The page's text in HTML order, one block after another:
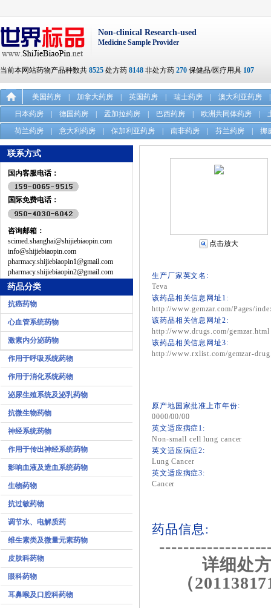
Non-clinical Research-used
Medicine Sample Provider
当前本网站药物产品种数共 8525 处方药 8148 非处方药 270 保健品/医疗用具 107
美国药房 加拿大药房 英国药房 瑞士药房 澳大利亚药房
日本药房
德国药房 孟加拉药房 巴西药房 欧洲共同体药房
荷兰药房
意大利药房 保加利亚药房 南非药房 芬兰药房 挪
联系方式
国内客服电话：
国际免费电话：
咨询邮箱：
scimed.shanghai@shijiebiaopin.com
info@shijiebiaopin.com
pharmacy.shijiebiaopin1@gmail.com
pharmacy.shijiebiaopin2@gmail.com
药品分类
抗癌药物
心血管系统药物
激素内分泌药物
作用于呼吸系统药物
作用于消化系统药物
泌尿生殖系统及泌乳药物
抗微生物药物
神经系统药物
作用于传出神经系统药物
影响血液及造血系统药物
生物药物
抗过敏药物
调节水、电解质药
维生素类及微量元素药物
皮肤科药物
眼科药物
耳鼻喉及口腔科药物
点击放大
生产厂家英文名:
Teva
该药品相关信息网址1:
http://www.gemzar.com/Pages/
该药品相关信息网址2:
http://www.drugs.com/gemzar.html
该药品相关信息网址3:
http://www.rxlist.com/gemzar-
原产地国家批准上市年份:
0000/00/00
英文适应病症1:
Non-small cell lung cancer
英文适应病症2:
Lung Cancer
英文适应病症3:
Cancer
药品信息:
详细处
（